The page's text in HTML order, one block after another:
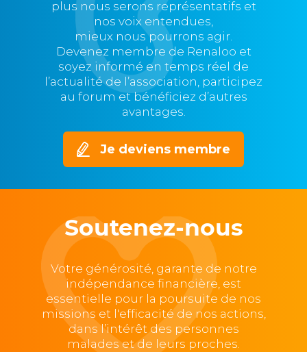
plus nous serons représentatifs et
nos voix entendues,
mieux nous pourrons agir.
Devenez membre de Renaloo et
soyez informé en temps réel de
l’actualité de l’association, participez
au forum et bénéficiez d’autres
avantages.
Je deviens membre
Soutenez-nous
Votre générosité, garante de notre
indépendance financière, est
essentielle pour la poursuite de nos
missions et l'efficacité de nos actions,
dans l’intérêt des personnes
malades et de leurs proches.